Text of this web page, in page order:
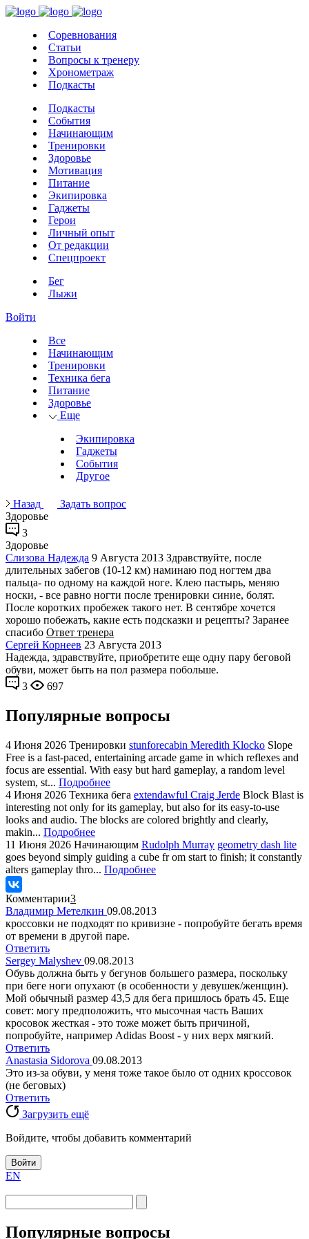
Соревнования
Статьи
Вопросы к тренеру
Хронометраж
Подкасты
Подкасты
События
Начинающим
Тренировки
Здоровье
Мотивация
Питание
Экипировка
Гаджеты
Герои
Личный опыт
От редакции
Спецпроект
Бег
Лыжи
Войти
Все
Начинающим
Тренировки
Техника бега
Питание
Здоровье
Еще
Экипировка
Гаджеты
События
Другое
Назад
Задать вопрос
Здоровье
3
Здоровье
Слизова Надежда 9 Августа 2013 Здравствуйте, после
длительных забегов (10-12 км) наминаю под ногтем два
пальца- по одному на каждой ноге. Клею пастырь, меняю
носки, - все равно ногти после тренировки синие, болят.
После коротких пробежек такого нет. В сентябре хочется
хорошо побежать, какие есть подсказки и рецепты? Заранее
спасибо Ответ тренера
Сергей Корнеев 23 Августа 2013
Надежда, здравствуйте, приобретите еще одну пару беговой
обуви, может быть на пол размера побольше.
3
697
Популярные вопросы
4 Июня 2026 Тренировки stunforecabin Meredith Klocko Slope
Free is a fast-paced, entertaining arcade game in which reflexes and
focus are essential. With easy but hard gameplay, a random level
system, st... Подробнее
4 Июня 2026 Техника бега extendawful Craig Jerde Block Blast is
interesting not only for its gameplay, but also for its easy-to-use
looks and audio. The blocks are colored brightly and clearly,
makin... Подробнее
11 Июня 2026 Начинающим Rudolph Murray geometry dash lite
goes beyond simply guiding a cube fr om start to finish; it constantly
alters gameplay thro... Подробнее
Комментарии3
Владимир Метелкин 09.08.2013
кроссовки не подходят по кривизне - попробуйте бегать время
от времени в другой паре.
Ответить
Sergey Malyshev 09.08.2013
Обувь должна быть у бегунов большего размера, поскольку
при беге ноги опухают (в особенности у девушек/женщин).
Мой обычный размер 43,5 для бега пришлось брать 45. Еще
совет: могу предположить, что мысочная часть Ваших
кросовок жесткая - это тоже может быть причиной,
попробуйте, например Adidas Boost - у них верх мягкий.
Ответить
Anastasia Sidorova 09.08.2013
Это из-за обуви, у меня тоже такое было от одних кроссовок
(не беговых)
Ответить
Загрузить ещё
Войдите, чтобы добавить комментарий
Войти
EN
Популярные вопросы